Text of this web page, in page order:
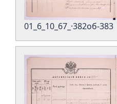
01_6_10_67_·382об-383